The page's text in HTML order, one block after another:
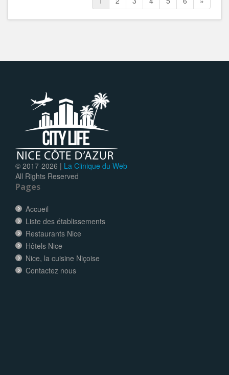
© 2017-2026 | La Clinique du Web
All Rights Reserved
Pages
Accueil
Liste des établissements
Restaurants Nice
Hôtels Nice
Nice, la cuisine Niçoise
Contactez nous